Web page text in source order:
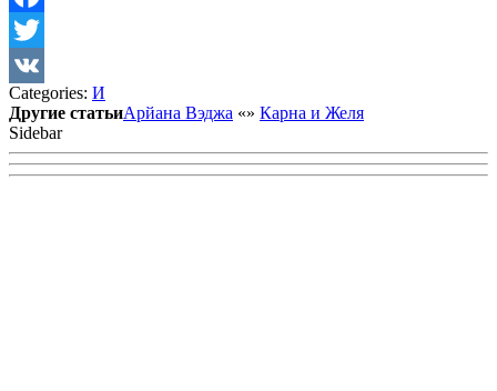
Facebook
Twitter
VK
Categories: И
Другие статьиАрйана Вэджа «» Карна и Желя
Sidebar